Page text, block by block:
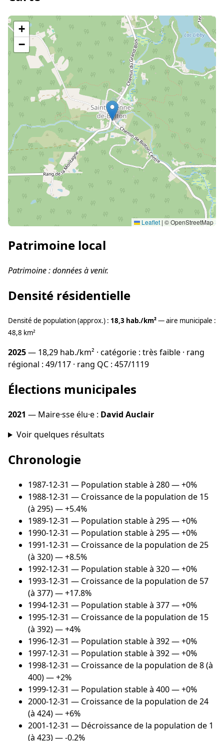
+
−
Leaflet | © OpenStreetMap
Patrimoine local
Patrimoine : données à venir.
Densité résidentielle
Densité de population (approx.) : 18,3 hab./km²— aire municipale :
48,8 km²
2025— 18,29 hab./km² · catégorie : très faible · rang
régional : 49/117 · rang QC : 457/1119
Élections municipales
2021 — Maire·sse élu·e : David Auclair
Voir quelques résultats
Chronologie
1987-12-31 — Population stable à 280 — +0%
1988-12-31 — Croissance de la population de 15
(à 295) — +5.4%
1989-12-31 — Population stable à 295 — +0%
1990-12-31 — Population stable à 295 — +0%
1991-12-31 — Croissance de la population de 25
(à 320) — +8.5%
1992-12-31 — Population stable à 320 — +0%
1993-12-31 — Croissance de la population de 57
(à 377) — +17.8%
1994-12-31 — Population stable à 377 — +0%
1995-12-31 — Croissance de la population de 15
(à 392) — +4%
1996-12-31 — Population stable à 392 — +0%
1997-12-31 — Population stable à 392 — +0%
1998-12-31 — Croissance de la population de 8 (à
400) — +2%
1999-12-31 — Population stable à 400 — +0%
2000-12-31 — Croissance de la population de 24
(à 424) — +6%
2001-12-31 — Décroissance de la population de 1
(à 423) — -0.2%